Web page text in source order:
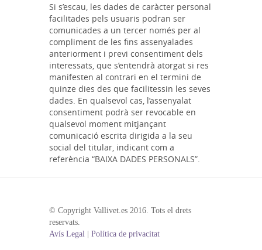
Si s’escau, les dades de caràcter personal
facilitades pels usuaris podran ser
comunicades a un tercer només per al
compliment de les fins assenyalades
anteriorment i previ consentiment dels
interessats, que s’entendrà atorgat si res
manifesten al contrari en el termini de
quinze dies des que facilitessin les seves
dades. En qualsevol cas, l’assenyalat
consentiment podrà ser revocable en
qualsevol moment mitjançant
comunicació escrita dirigida a la seu
social del titular, indicant com a
referència “BAIXA DADES PERSONALS”.
© Copyright Vallivet.es 2016. Tots el drets
reservats.
Avís Legal | Política de privacitat